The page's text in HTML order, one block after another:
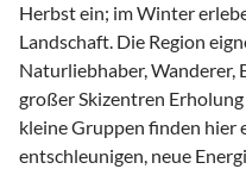
Herbst ein; im Winter
Landschaft. Die Region
Naturliebhaber, Wanderer,
großer Skizentren
kleine Gruppen finden hier
entschleunigen, neue